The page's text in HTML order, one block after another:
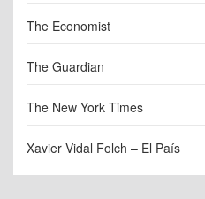
The Economist
The Guardian
The New York Times
Xavier Vidal Folch – El País